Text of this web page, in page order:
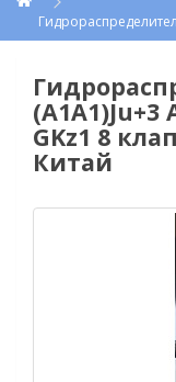
(A1A1)Ju+3
GKz1 8
Китай